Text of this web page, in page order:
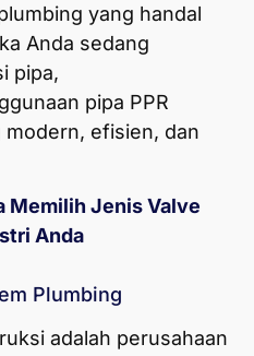
yang handal
Anda sedang
pipa,
pipa PPR
efisien, dan
Memilih Jenis Valve
Anda
Plumbing
adalah perusahaan